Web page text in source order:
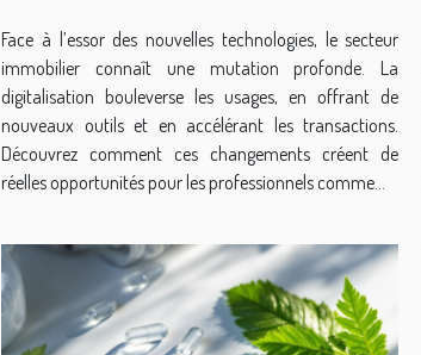
Face à l’essor des nouvelles technologies, le secteur
immobilier connaît une mutation profonde. La
digitalisation bouleverse les usages, en offrant de
nouveaux outils et en accélérant les transactions.
Découvrez comment ces changements créent de
réelles opportunités pour les professionnels comme...